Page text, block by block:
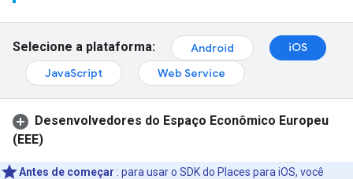
Selecione a plataforma: Android
iOS
JavaScript
Web Service
Desenvolvedores do Espaço Econômico Europeu
(EEE)
Antes de começar : para usar o SDK do Places para iOS, você